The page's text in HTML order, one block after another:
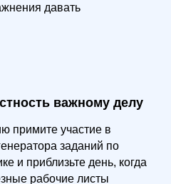
давать
важному делу
примите участие в
заданий по
и приблизьте день, когда
рабочие листы